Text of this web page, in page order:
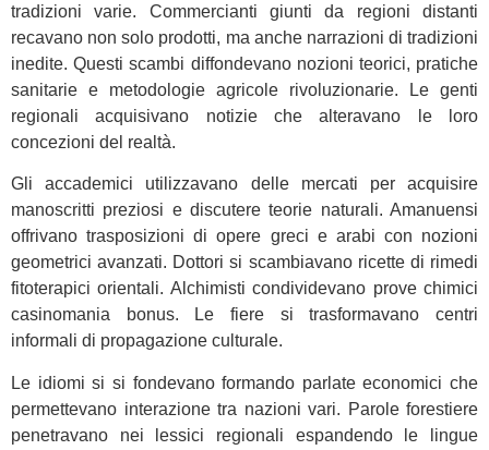
tradizioni varie. Commercianti giunti da regioni distanti
recavano non solo prodotti, ma anche narrazioni di tradizioni
inedite. Questi scambi diffondevano nozioni teorici, pratiche
sanitarie e metodologie agricole rivoluzionarie. Le genti
regionali acquisivano notizie che alteravano le loro
concezioni del realtà.
Gli accademici utilizzavano delle mercati per acquisire
manoscritti preziosi e discutere teorie naturali. Amanuensi
offrivano trasposizioni di opere greci e arabi con nozioni
geometrici avanzati. Dottori si scambiavano ricette di rimedi
fitoterapici orientali. Alchimisti condividevano prove chimici
casinomania bonus. Le fiere si trasformavano centri
informali di propagazione culturale.
Le idiomi si si fondevano formando parlate economici che
permettevano interazione tra nazioni vari. Parole forestiere
penetravano nei lessici regionali espandendo le lingue